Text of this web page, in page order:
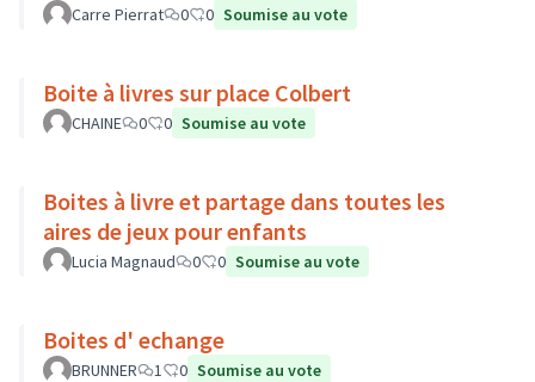
Carre Pierrat 0 0 Soumise au vote
Boite à livres sur place Colbert
CHAINE 0 0 Soumise au vote
Boites à livre et partage dans toutes les
aires de jeux pour enfants
Lucia Magnaud 0 0 Soumise au vote
Boites d' echange
BRUNNER 1 0 Soumise au vote